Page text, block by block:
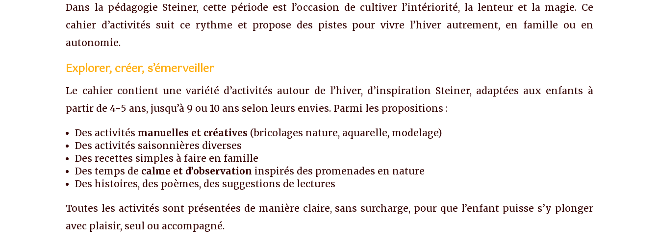
Dans la pédagogie Steiner, cette période est l’occasion de cultiver l’intériorité, la lenteur et la magie. Ce
cahier d’activités suit ce rythme et propose des pistes pour vivre l’hiver autrement, en famille ou en
autonomie.
Explorer, créer, s’émerveiller
Le cahier contient une variété d’activités autour de l’hiver, d’inspiration Steiner, adaptées aux enfants à
partir de 4-5 ans, jusqu’à 9 ou 10 ans selon leurs envies. Parmi les propositions :
Des activités manuelles et créatives (bricolages nature, aquarelle, modelage)
Des activités saisonnières diverses
Des recettes simples à faire en famille
Des temps de calme et d’observation inspirés des promenades en nature
Des histoires, des poèmes, des suggestions de lectures
Toutes les activités sont présentées de manière claire, sans surcharge, pour que l’enfant puisse s’y plonger
avec plaisir, seul ou accompagné.